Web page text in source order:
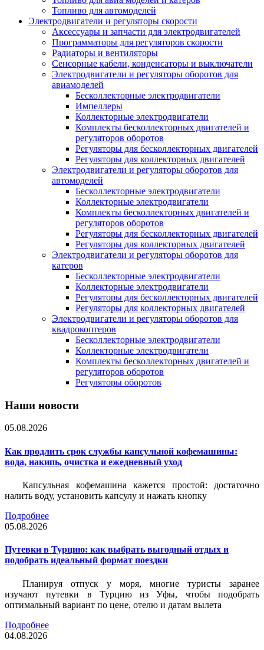
Топливо для автомоделей
Электродвигатели и регуляторы скорости
Аксессуары и запчасти для электродвигателей
Программаторы для регуляторов скорости
Радиаторы и вентиляторы
Сенсорные кабели, конденсаторы и выключатели
Электродвигатели и регуляторы оборотов для
авиамоделей
Бесколлекторные электродвигатели
Импеллеры
Коллекторные электродвигатели
Комплекты бесколлекторных двигателей и
регуляторов оборотов
Регуляторы для бесколлекторных двигателей
Регуляторы для коллекторных двигателей
Электродвигатели и регуляторы оборотов для
автомоделей
Бесколлекторные электродвигатели
Коллекторные электродвигатели
Комплекты бесколлекторных двигателей и
регуляторов оборотов
Регуляторы для бесколлекторных двигателей
Регуляторы для коллекторных двигателей
Электродвигатели и регуляторы оборотов для
катеров
Бесколлекторные электродвигатели
Коллекторные электродвигатели
Регуляторы для бесколлекторных двигателей
Регуляторы для коллекторных двигателей
Электродвигатели и регуляторы оборотов для
квадрокоптеров
Бесколлекторные электродвигатели
Коллекторные электродвигатели
Комплекты бесколлекторных двигателей и
регуляторов оборотов
Регуляторы оборотов
Наши новости
05.08.2026
Как продлить срок службы капсульной кофемашины:
вода, накипь, очистка и ежедневный уход
Капсульная кофемашина кажется простой: достаточно
налить воду, установить капсулу и нажать кнопку
Подробнее
05.08.2026
Путевки в Турцию: как выбрать выгодный отдых и
подобрать идеальный формат поездки
Планируя отпуск у моря, многие туристы заранее
изучают путевки в Турцию из Уфы, чтобы подобрать
оптимальный вариант по цене, отелю и датам вылета
Подробнее
04.08.2026